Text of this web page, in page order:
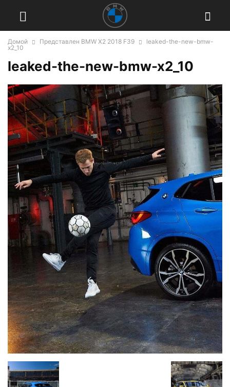
Домой Представлен BMW X2 2018 F39
leaked-the-new-bmw-
x2_10
leaked-the-new-bmw-x2_10